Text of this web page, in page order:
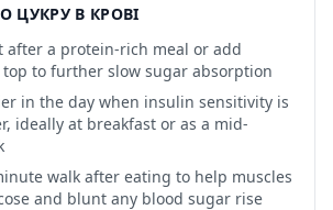
В КРОВІ
after a protein-rich meal or add
to further slow sugar absorption
in the day when insulin sensitivity is
ideally at breakfast or as a mid-
walk after eating to help muscles
and blunt any blood sugar rise